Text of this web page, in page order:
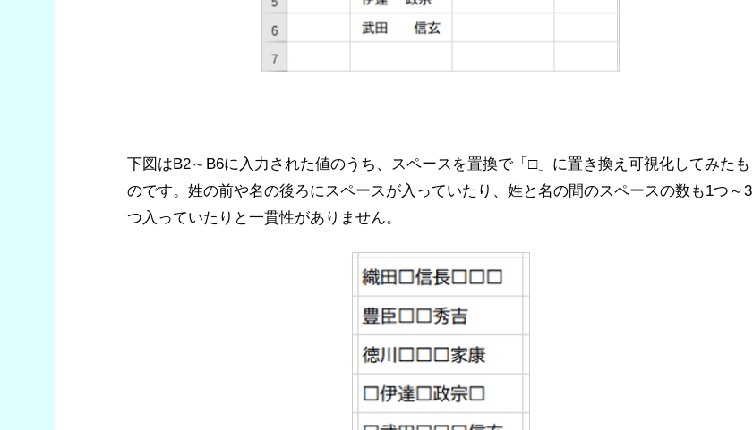
下図はB2～B6に入力された値のうち、スペースを置換で「□」に置き換え可視化してみたも
のです。姓の前や名の後ろにスペースが入っていたり、姓と名の間のスペースの数も1つ～3
つ入っていたりと一貫性がありません。